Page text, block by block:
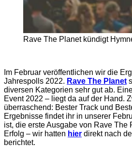
Rave The Planet kündigt
Im Februar veröffentlichen wir die
Jahrespolls 2022. Rave The Planet
diversen Kategorien sehr gut ab.
Event 2022 – liegt da auf der Hand.
überraschend: Bester Track und
Ergebnisse findet ihr in unserer
ist, die erste Ausgabe von Rave The
Erfolg – wir hatten hier direkt nach
berichtet.